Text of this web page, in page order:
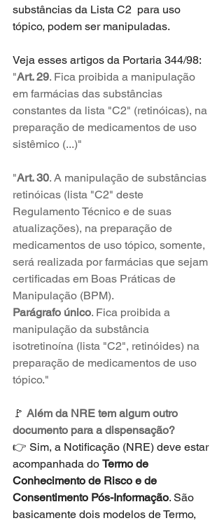
substâncias da Lista C2  para uso
tópico, podem ser manipuladas.
Veja esses artigos da Portaria 344/98:
"Art. 29. Fica proibida a manipulação
em farmácias das substâncias
constantes da lista "C2" (retinóicas), na
preparação de medicamentos de uso
sistêmico (...)"
"Art. 30. A manipulação de substâncias
retinóicas (lista "C2" deste
Regulamento Técnico e de suas
atualizações), na preparação de
medicamentos de uso tópico, somente,
será realizada por farmácias que sejam
certificadas em Boas Práticas de
Manipulação (BPM).
Parágrafo único. Fica proibida a
manipulação da substância
isotretinoína (lista "C2", retinóides) na
preparação de medicamentos de uso
tópico."
🚩 Além da NRE tem algum outro
documento para a dispensação?
👉 Sim, a Notificação (NRE) deve estar
acompanhada do Termo de
Conhecimento de Risco e de
Consentimento Pós-Informação. São
basicamente dois modelos de Termo,